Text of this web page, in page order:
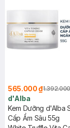
565.000 ₫
d'Alba
Kem Dưỡng d'Alba
Cấp Ẩm Sâu 55g